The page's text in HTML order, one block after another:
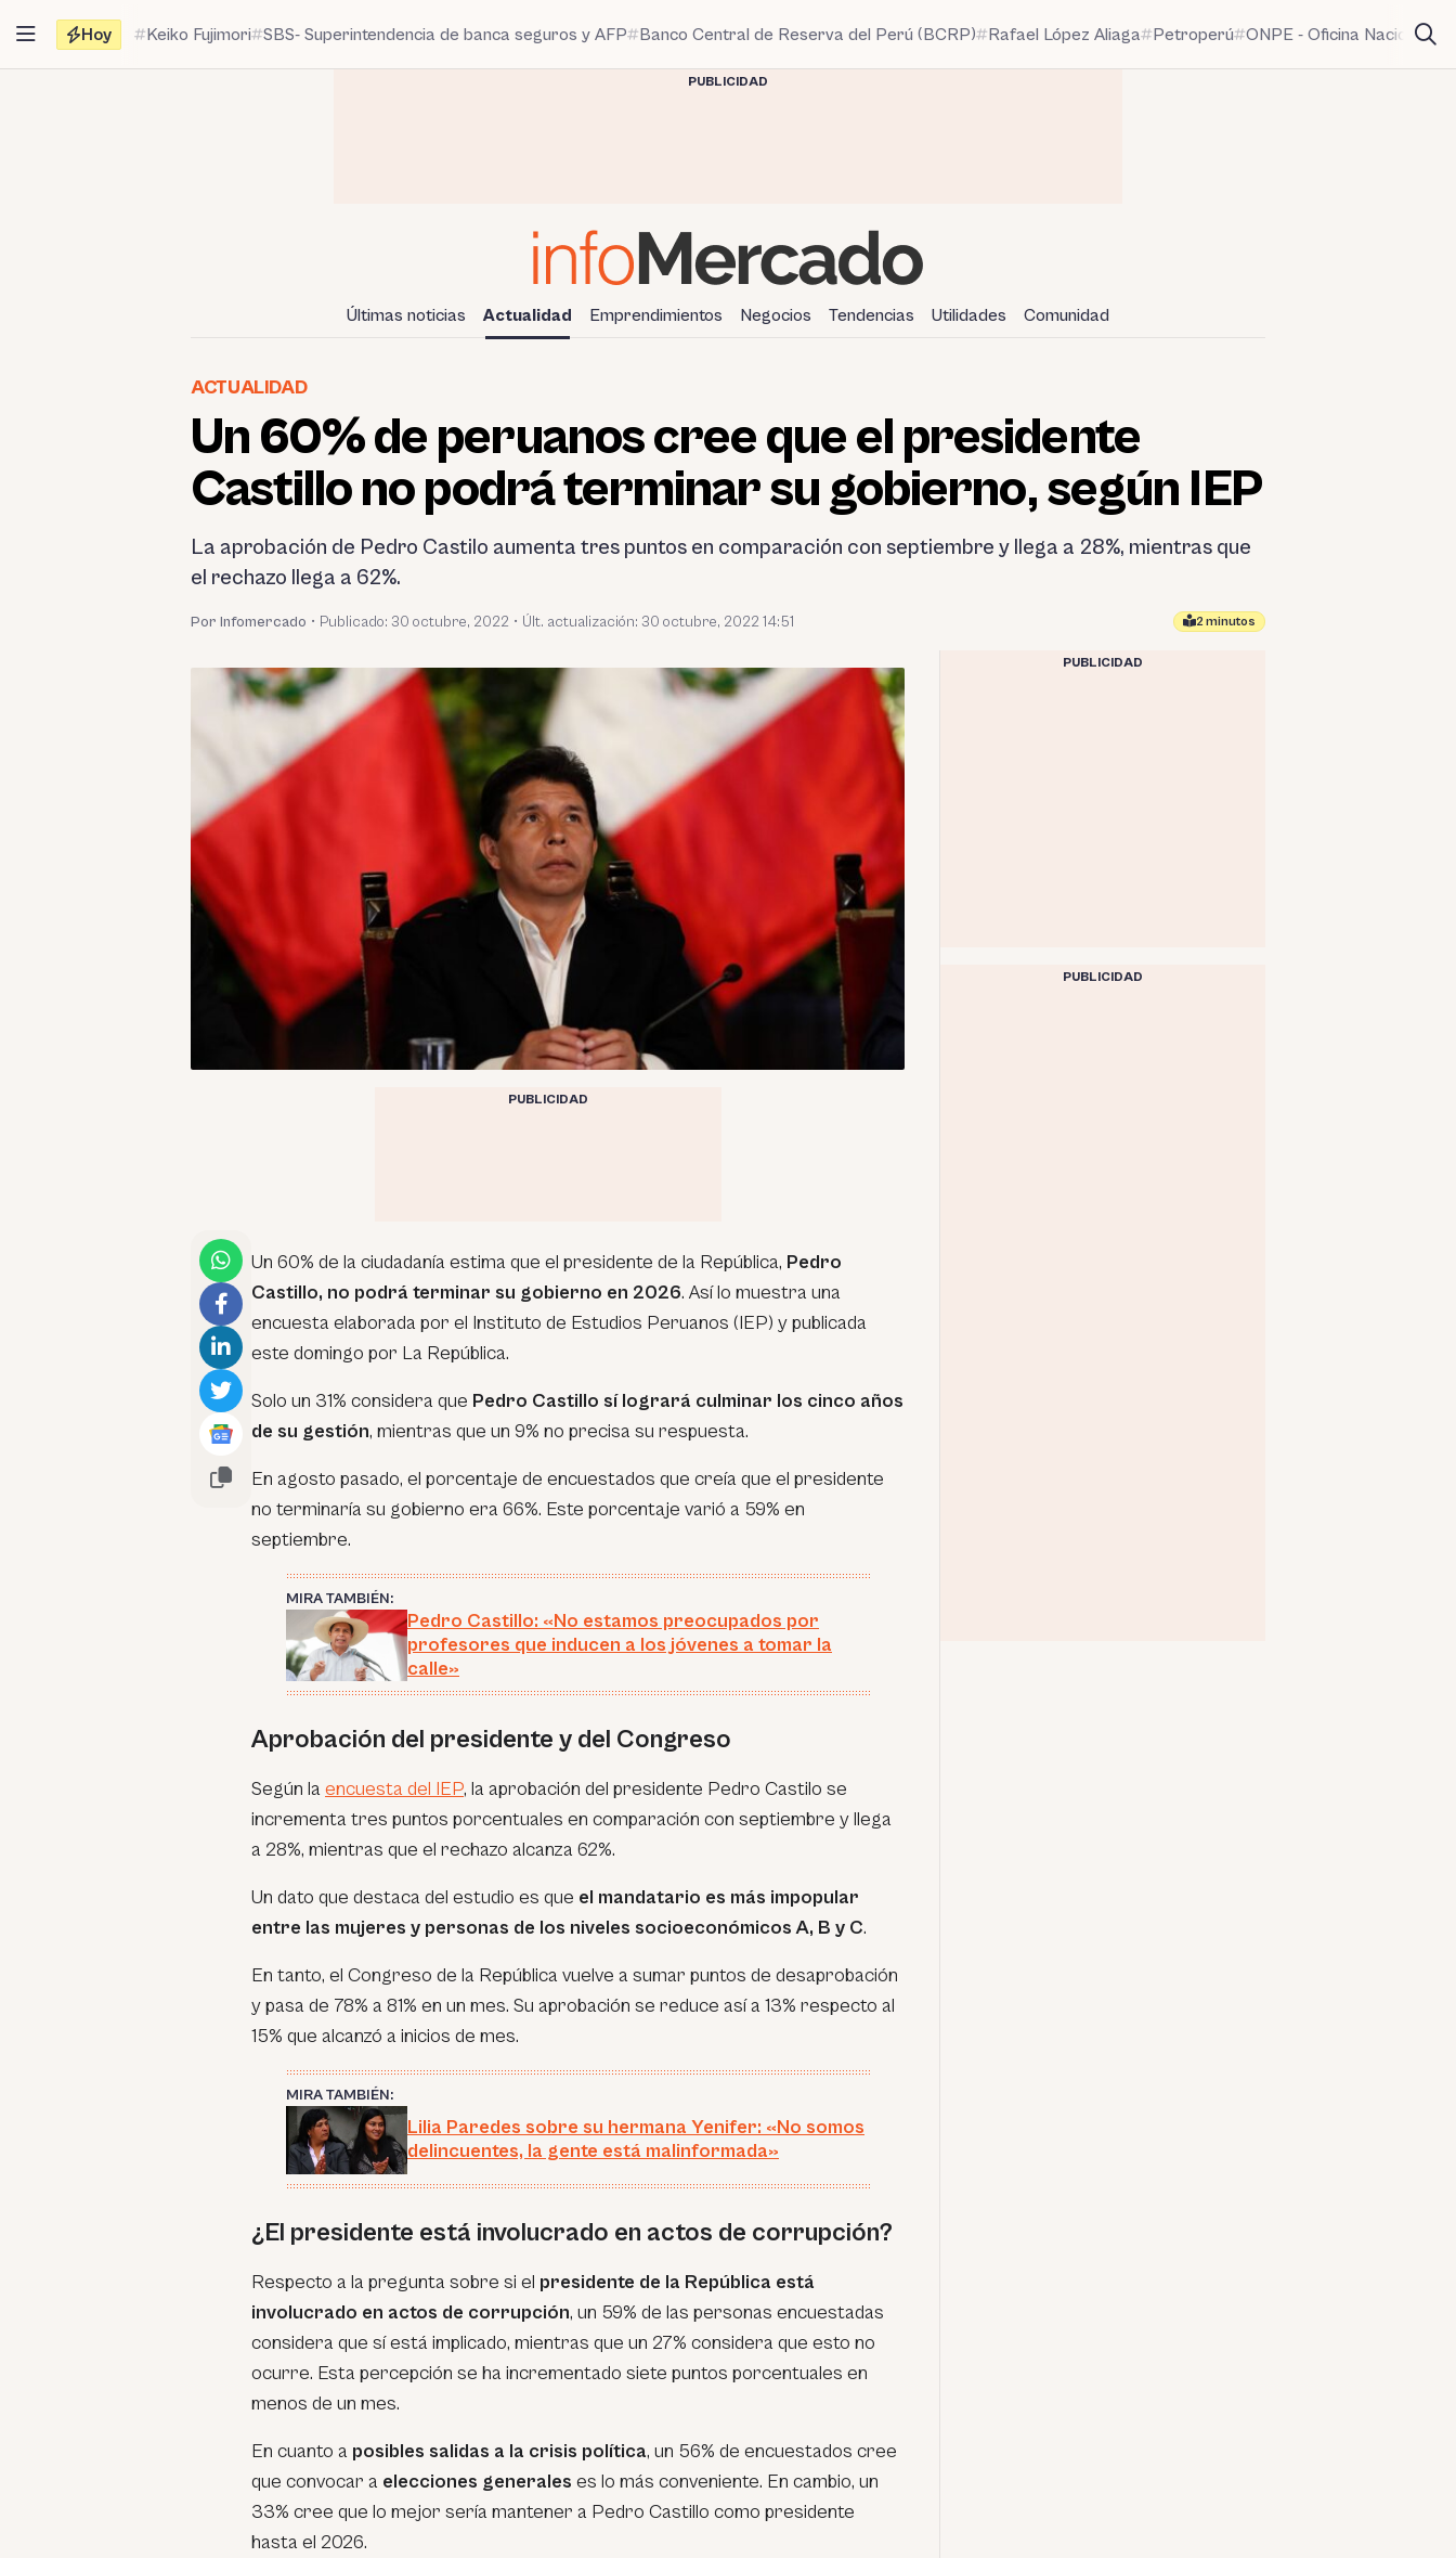
contenido
Hoy Keiko Fujimori SBS- Superintendencia de banca seguros y AFP Banco Central de Reserva del Perú (BCRP) Rafael López Aliaga Petroperú ONPE - Oficina Nacional
PUBLICIDAD
Últimas noticias Actualidad Emprendimientos Negocios Tendencias Utilidades Comunidad
ACTUALIDAD
Un 60% de peruanos cree que el presidente
Castillo no podrá terminar su gobierno, según IEP
La aprobación de Pedro Castilo aumenta tres puntos en comparación con septiembre y llega a 28%, mientras que
el rechazo llega a 62%.
Por Infomercado • Publicado: 30 octubre, 2022 • Últ. actualización: 30 octubre, 2022 14:51 2 minutos
PUBLICIDAD
Un 60% de la ciudadanía estima que el presidente de la República, Pedro
Castillo, no podrá terminar su gobierno en 2026. Así lo muestra una
encuesta elaborada por el Instituto de Estudios Peruanos (IEP) y publicada
este domingo por La República.
Solo un 31% considera que Pedro Castillo sí logrará culminar los cinco años
de su gestión, mientras que un 9% no precisa su respuesta.
En agosto pasado, el porcentaje de encuestados que creía que el presidente
no terminaría su gobierno era 66%. Este porcentaje varió a 59% en
septiembre.
MIRA TAMBIÉN:
Pedro Castillo: «No estamos preocupados por
profesores que inducen a los jóvenes a tomar la
calle»
Aprobación del presidente y del Congreso
Según la encuesta del IEP, la aprobación del presidente Pedro Castilo se
incrementa tres puntos porcentuales en comparación con septiembre y llega
a 28%, mientras que el rechazo alcanza 62%.
Un dato que destaca del estudio es que el mandatario es más impopular
entre las mujeres y personas de los niveles socioeconómicos A, B y C.
En tanto, el Congreso de la República vuelve a sumar puntos de desaprobación
y pasa de 78% a 81% en un mes. Su aprobación se reduce así a 13% respecto al
15% que alcanzó a inicios de mes.
MIRA TAMBIÉN:
Lilia Paredes sobre su hermana Yenifer: «No somos
delincuentes, la gente está malinformada»
¿El presidente está involucrado en actos de corrupción?
Respecto a la pregunta sobre si el presidente de la República está
involucrado en actos de corrupción, un 59% de las personas encuestadas
considera que sí está implicado, mientras que un 27% considera que esto no
ocurre. Esta percepción se ha incrementado siete puntos porcentuales en
menos de un mes.
En cuanto a posibles salidas a la crisis política, un 56% de encuestados cree
que convocar a elecciones generales es lo más conveniente. En cambio, un
33% cree que lo mejor sería mantener a Pedro Castillo como presidente
hasta el 2026.
PUBLICIDAD
PUBLICIDAD